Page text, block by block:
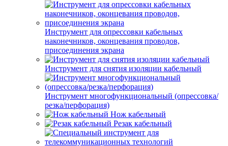
Инструмент для опрессовки кабельных
наконечников, оконцевания проводов,
присоединения экрана
Инструмент для снятия изоляции кабельный
Инструмент многофункциональный (опрессовка/
резка/перфорация)
Нож кабельный
Резак кабельный